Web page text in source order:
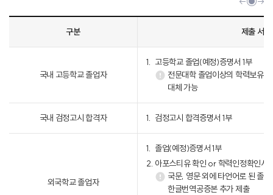
구분 제출 서류
국내 고등학교 졸업자
고등학교 졸업(예정)증명서 1부
전문대학 졸업이상의 학력보유
대체 가능
국내 검정고시 합격자 검정고시 합격증명서 1부
외국학교 졸업자
졸업(예정)증명서 1부
아포스티유 확인 or 학력인정확인서
국문, 영문 외에 타언어로 된 졸
한글번역공증본 추가 제출